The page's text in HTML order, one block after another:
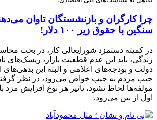
چرا کارگران و بازنشستگان تاوان
سنگین با حقوق زیر ۱۰۰ دلار!
در کمیته دستمزد شورایعالی کار، در بحث
زندگی، باید این عدم قطعیت بازار، ریسک‌های
دولت و بودجه‌های اعلامی و البته این بدهی‌های
جیب مردم به جیب خواص می‌رود، در نظر
مولفه‌ها لحاظ نشود، تاثیر هر نوع افزایش مزد
اول از بین می‌رود.